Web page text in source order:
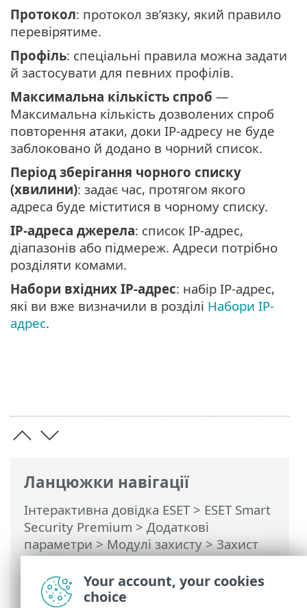
Ланцюжки навігації
Інтерактивна довідка ESET> ESET Smart
Security Premium > Додаткові
параметри>Модулі захисту>Захист
доступу до мережі>Захист мережі від
атак (IDS) >Захист від атак повним
перебором> Правила
Протокол: протокол зв’язку, який правило
перевірятиме.
Профіль: спеціальні правила можна задати
й застосувати для певних профілів.
Максимальна кількість спроб —
Максимальна кількість дозволених спроб
повторення атаки, доки IP-адресу не буде
заблоковано й додано в чорний список.
Період зберігання чорного списку
(хвилини): задає час, протягом якого
адреса буде міститися в чорному списку.
IP-адреса джерела: cписок IP-адрес,
діапазонів або підмереж. Адреси потрібно
розділяти комами.
Набори вхідних IP-адрес: набір IP-адрес,
які ви вже визначили в розділі Набори IP-
адрес.
Your account, your cookies
choice